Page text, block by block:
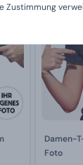
Zustimmung
Damen-
Foto